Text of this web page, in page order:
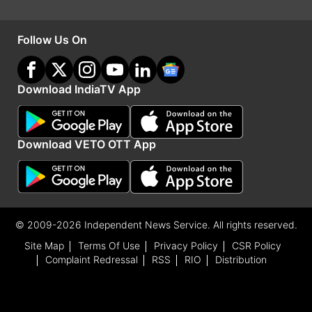
प्रतिशत की सस्ती ब्याज दर के साथ आप लोन ले सकते हैं।
Advertisement
Follow Us On
Download IndiaTV App
Download VETO OTT App
© 2009-2026 Independent News Service. All rights reserved.
Site Map
Terms Of Use Privacy Policy
CSR Policy
Complaint Redressal
RSS RIO Distribution